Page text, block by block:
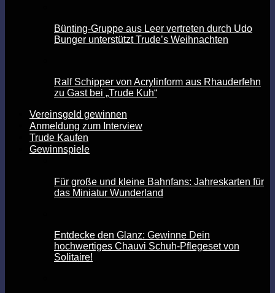
Bünting-Gruppe aus Leer vertreten durch Udo
Bunger unterstützt Trude’s Weihnachten
Ralf Schipper von Acrylinform aus Rhauderfehn
zu Gast bei „Trude Kuh“
Vereinsgeld gewinnen
Anmeldung zum Interview
Trude Kaufen
Gewinnspiele
Für große und kleine Bahnfans: Jahreskarten für
das Miniatur Wunderland
Entdecke den Glanz: Gewinne Dein
hochwertiges Chauvi Schuh-Pflegeset von
Solitaire!